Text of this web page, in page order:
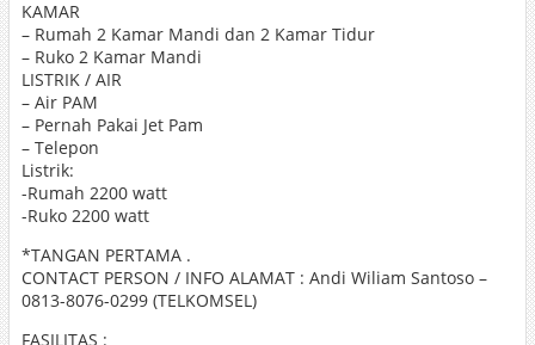
KAMAR
– Rumah 2 Kamar Mandi dan 2 Kamar Tidur
– Ruko 2 Kamar Mandi
LISTRIK / AIR
– Air PAM
– Pernah Pakai Jet Pam
– Telepon
Listrik:
-Rumah 2200 watt
-Ruko 2200 watt
*TANGAN PERTAMA .
CONTACT PERSON / INFO ALAMAT : Andi Wiliam Santoso –
0813-8076-0299 (TELKOMSEL)
FASILITAS :